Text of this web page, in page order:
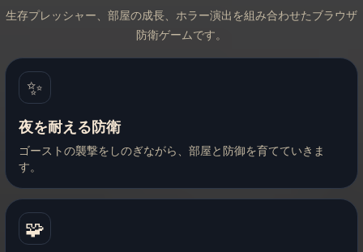
生存プレッシャー、部屋の成長、ホラー演出を組み合わせたブラウザ
防衛ゲームです。
✨
夜を耐える防衛
ゴーストの襲撃をしのぎながら、部屋と防御を育てていきま
す。
🧩